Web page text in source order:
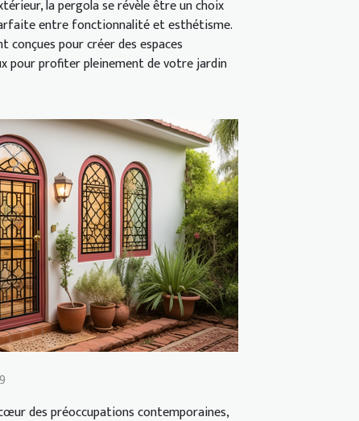
la pergola se révèle être un choix
entre fonctionnalité et esthétisme.
conçues pour créer des espaces
pour profiter pleinement de votre jardin
des préoccupations contemporaines,